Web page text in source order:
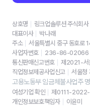
상호명
링크업솔루션 주식회사
대표이사
박나래
주소
서울특별시 중구 동호로
사업자번호
236-86-02066
통신판매신고번호
제2021-서
직업정보제공사업신고
서울
고용노동부 임금체불사업주
여성기업 확인
제0111-
개인정보보호책임자
이윤미